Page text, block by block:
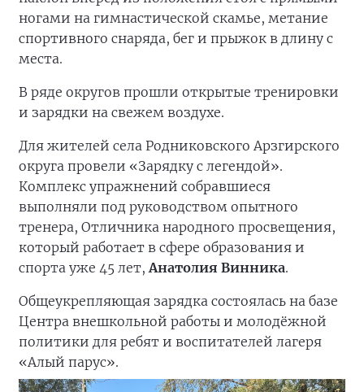
ногами на гимнастической скамье, метание
спортивного снаряда, бег и прыжок в длину с
места.
В ряде округов прошли открытые тренировки
и зарядки на свежем воздухе.
Для жителей села Родниковского Арзгирского
округа провели «Зарядку с легендой».
Комплекс упражнений собравшиеся
выполняли под руководством опытного
тренера, Отличника народного просвещения,
который работает в сфере образования и
спорта уже 45 лет, Анатолия Винника.
Общеукрепляющая зарядка состоялась на базе
Центра внешкольной работы и молодёжной
политики для ребят и воспитателей лагеря
«Алый парус».